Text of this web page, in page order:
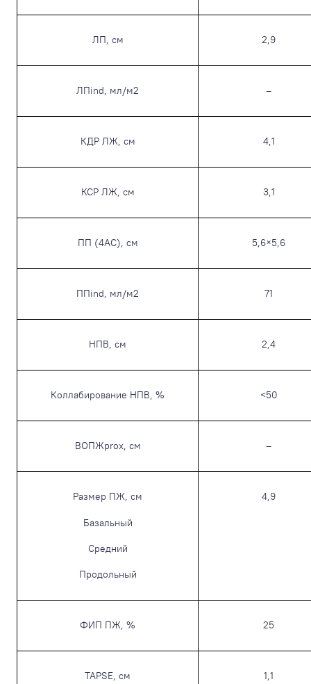
ЛП, см 2,9
ЛПind, мл/м2 –
КДР ЛЖ, см 4,1
КСР ЛЖ, см 3,1
ПП (4АС), см 5,6×5,6
ППind, мл/м2 71
НПВ, см 2,4
Коллабирование НПВ, % <50
ВОПЖprox, см –
Размер ПЖ, см
Базальный
Средний
Продольный
4,9
ФИП ПЖ, % 25
TAPSE, см 1,1